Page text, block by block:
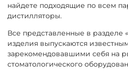
найдете подходящие по всем
дистилляторы.
Все представленные в разделе
изделия выпускаются
зарекомендовавшими себя на
стоматологического